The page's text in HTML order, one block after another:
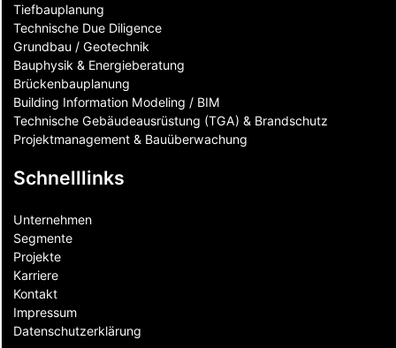
Tiefbauplanung
Technische Due Diligence
Grundbau / Geotechnik
Bauphysik & Energieberatung
Brückenbauplanung
Building Information Modeling / BIM
Technische Gebäudeausrüstung (TGA) & Brandschutz
Projektmanagement & Bauüberwachung
Schnelllinks
Unternehmen
Segmente
Projekte
Karriere
Kontakt
Impressum
Datenschutzerklärung